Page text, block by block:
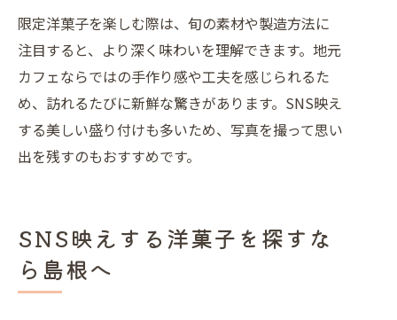
限定洋菓子を楽しむ際は、旬の素材や製造方法に
注目すると、より深く味わいを理解できます。地元
カフェならではの手作り感や工夫を感じられるた
め、訪れるたびに新鮮な驚きがあります。SNS映え
する美しい盛り付けも多いため、写真を撮って思い
出を残すのもおすすめです。
SNS映えする洋菓子を探すな
ら島根へ